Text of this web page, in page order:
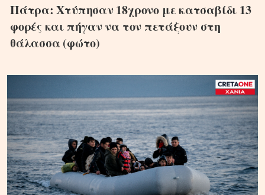
Πάτρα: Χτύπησαν 18χρονο με κατσαβίδι 13
φορές και πήγαν να τον πετάξουν στη
θάλασσα (φώτο)